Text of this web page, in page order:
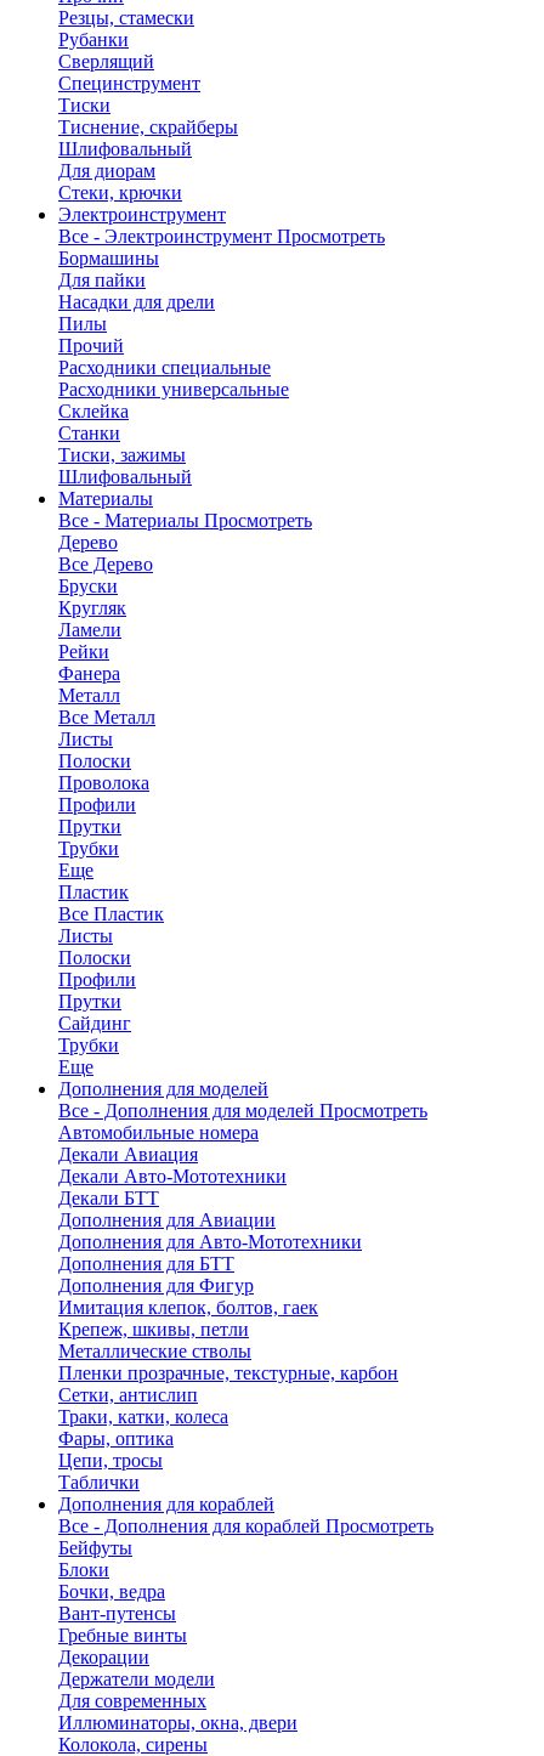
Резцы, стамески
Рубанки
Сверлящий
Специнструмент
Тиски
Тиснение, скрайберы
Шлифовальный
Для диорам
Стеки, крючки
Электроинструмент
Все - Электроинструмент Просмотреть
Бормашины
Для пайки
Насадки для дрели
Пилы
Прочий
Расходники специальные
Расходники универсальные
Склейка
Станки
Тиски, зажимы
Шлифовальный
Материалы
Все - Материалы Просмотреть
Дерево
Все Дерево
Бруски
Кругляк
Ламели
Рейки
Фанера
Металл
Все Металл
Листы
Полоски
Проволока
Профили
Прутки
Трубки
Еще
Пластик
Все Пластик
Листы
Полоски
Профили
Прутки
Сайдинг
Трубки
Еще
Дополнения для моделей
Все - Дополнения для моделей Просмотреть
Автомобильные номера
Декали Авиация
Декали Авто-Мототехники
Декали БТТ
Дополнения для Авиации
Дополнения для Авто-Мототехники
Дополнения для БТТ
Дополнения для Фигур
Имитация клепок, болтов, гаек
Крепеж, шкивы, петли
Металлические стволы
Пленки прозрачные, текстурные, карбон
Сетки, антислип
Траки, катки, колеса
Фары, оптика
Цепи, тросы
Таблички
Дополнения для кораблей
Все - Дополнения для кораблей Просмотреть
Бейфуты
Блоки
Бочки, ведра
Вант-путенсы
Гребные винты
Декорации
Держатели модели
Для современных
Иллюминаторы, окна, двери
Колокола, сирены